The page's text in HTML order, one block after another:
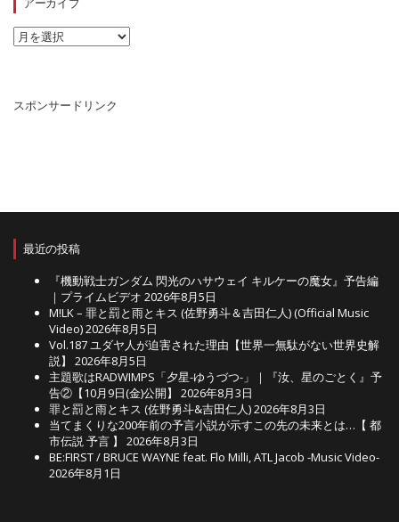
ー
ア
ー
ブ
スポンサードリンク
最近の投稿
『機動戦士ガンダム 閃光のハサウェイ キルケーの魔女』予告編
｜プライムビデオ 2026年8月5日
M!LK – 罪と罰と雨とキス (佐野勇斗＆吉田仁人) (Official Music
Video)2026年8月5日
Vol.187 ユダヤ人が迫害された理由【世界一無駄がない世界史解
説】
2026年8月5日
主題歌はRADWIMPS「夕星-ゆうづつ-」｜『汝、星のごとく』予
告②【10月9日(金)公開】
2026年8月3日
罪と罰と雨とキス (佐野勇斗&吉田仁人)2026年8月3日
当てまくりな200年前の予言小説が示すこの先の未来とは…【 都
市伝説 予言 】
2026年8月3日
BE:FIRST / BRUCE WAYNE feat. Flo Milli, ATL Jacob -Music Video-
2026年8月1日